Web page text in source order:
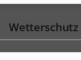
Wetterschutz